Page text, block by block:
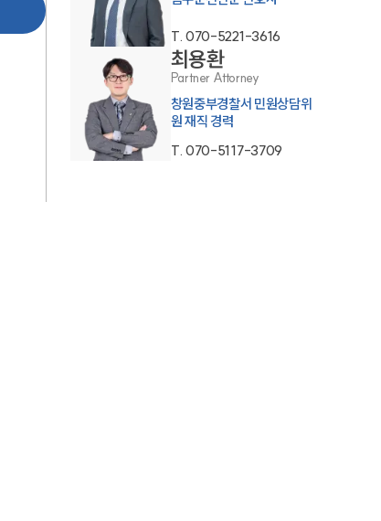
글로벌 파트너 로펌
고객의 소리
통합검색
AI대륜
T. 070-5221-3616
최용환
Partner Attorney
창원중부경찰서 민원상담위
원 재직 경력
T. 070-5117-3709